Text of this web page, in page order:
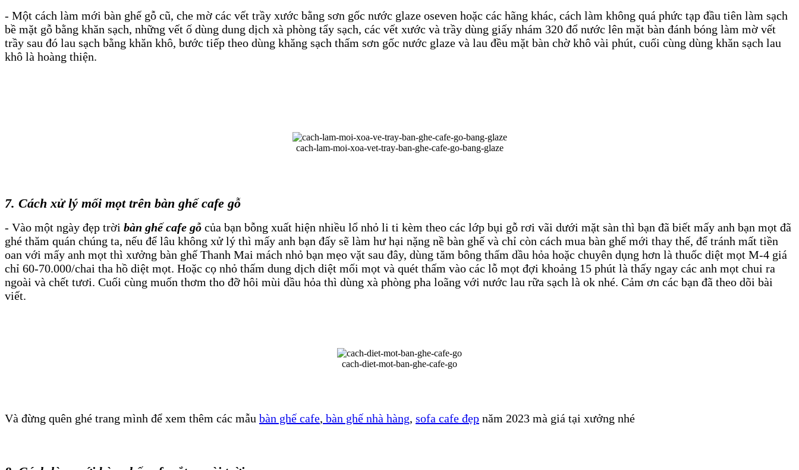
- Một cách làm mới bàn ghế gỗ cũ, che mờ các vết trầy xước bằng sơn gốc nước glaze oseven hoặc các hãng khác, cách làm không quá phức tạp đầu tiên làm sạch
bề mặt gỗ bằng khăn sạch, những vết ố dùng dung dịch xà phòng tẩy sạch, các vết xước và trầy dùng giấy nhám 320 đổ nước lên mặt bàn đánh bóng làm mờ vết
trầy sau đó lau sạch bằng khăn khô, bước tiếp theo dùng khăng sạch thấm sơn gốc nước glaze và lau đều mặt bàn chờ khô vài phút, cuối cùng dùng khăn sạch lau
khô là hoàng thiện.
cach-lam-moi-xoa-vet-tray-ban-ghe-cafe-go-bang-glaze
7. Cách xử lý mối mọt trên bàn ghế cafe gỗ
- Vào một ngày đẹp trời bàn ghế cafe gỗ của bạn bỗng xuất hiện nhiều lổ nhỏ li ti kèm theo các lớp bụi gỗ rơi vãi dưới mặt sàn thì bạn đã biết mấy anh bạn mọt đã
ghé thăm quán chúng ta, nếu để lâu không xử lý thì mấy anh bạn đấy sẽ làm hư hại nặng nề bàn ghế và chỉ còn cách mua bàn ghế mới thay thế, để tránh mất tiền
oan với mấy anh mọt thì xưởng bàn ghế Thanh Mai mách nhỏ bạn mẹo vặt sau đây, dùng tăm bông thấm dầu hỏa hoặc chuyên dụng hơn là thuốc diệt mọt M-4 giá
chỉ 60-70.000/chai tha hồ diệt mọt. Hoặc cọ nhỏ thấm dung dịch diệt mối mọt và quét thấm vào các lỗ mọt đợi khoảng 15 phút là thấy ngay các anh mọt chui ra
ngoài và chết tươi. Cuối cùng muốn thơm tho đỡ hôi mùi dầu hỏa thì dùng xà phòng pha loãng với nước lau rữa sạch là ok nhé. Cảm ơn các bạn đã theo dõi bài
viết.
cach-diet-mot-ban-ghe-cafe-go
Và đừng quên ghé trang mình để xem thêm các mẫu bàn ghế cafe, bàn ghế nhà hàng, sofa cafe đẹp năm 2023 mà giá tại xưởng nhé